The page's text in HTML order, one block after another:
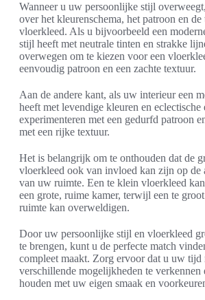
Wanneer u uw persoonlijke stijl
over het kleurenschema, het patroon en
vloerkleed. Als u bijvoorbeeld een
stijl heeft met neutrale tinten en strakke
overwegen om te kiezen voor een
eenvoudig patroon en een zachte textuur.
Aan de andere kant, als uw interieur een
heeft met levendige kleuren en eclectische
experimenteren met een gedurfd patroon
met een rijke textuur.
Het is belangrijk om te onthouden dat de
vloerkleed ook van invloed kan zijn op de
van uw ruimte. Een te klein vloerkleed
een grote, ruime kamer, terwijl een te
ruimte kan overweldigen.
Door uw persoonlijke stijl en vloerkleed
te brengen, kunt u de perfecte match
compleet maakt. Zorg ervoor dat u uw tijd
verschillende mogelijkheden te verkennen
houden met uw eigen smaak en